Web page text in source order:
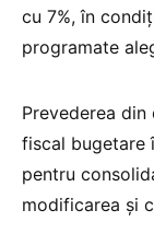
cu 7%, în
programate
Prevederea
fiscal bugetare
pentru
modificarea și